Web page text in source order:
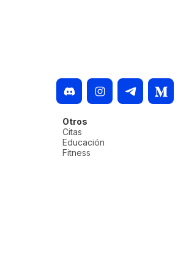
Otros
Citas
Educación
Fitness